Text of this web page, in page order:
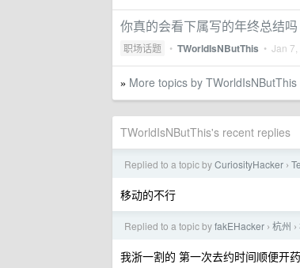
你真的会看下属写的年终总结吗
职场话题 • TWorldIsNButThis • Jan 7,
» More topics by TWorldIsNButThis
TWorldIsNButThis's recent replies
Replied to a topic byCuriosityHacker ›
移动的不行
Replied to a topic byfakEHacker › 杭州 ›
我浙一割的 第一次去约时间顺便开